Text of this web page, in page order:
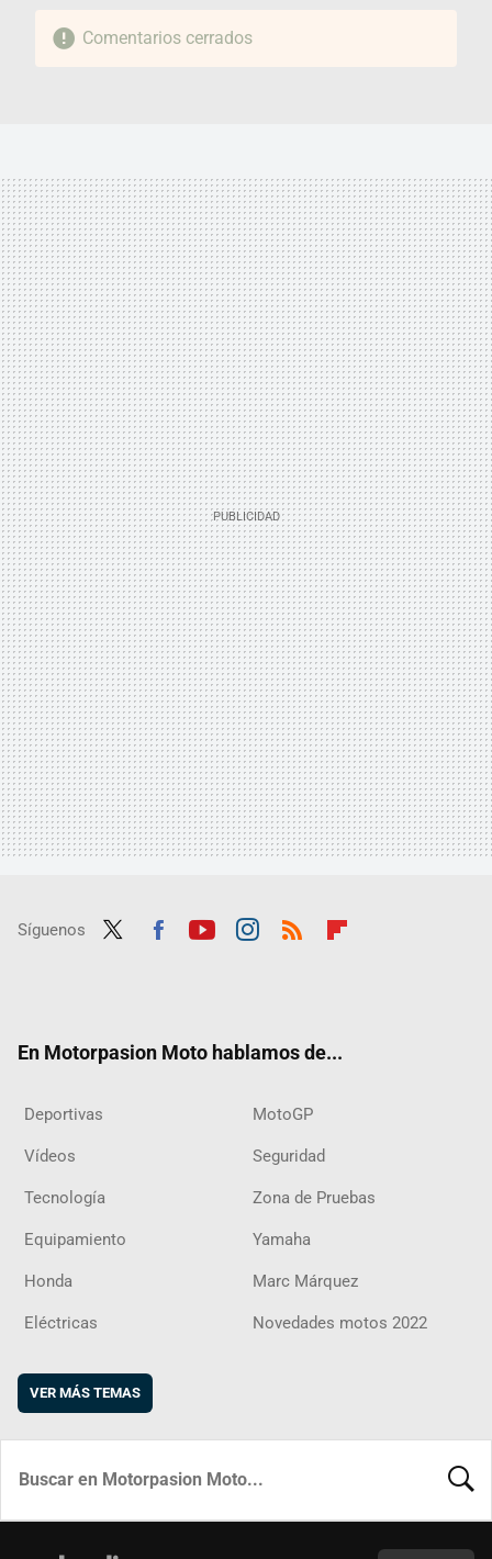
Comentarios cerrados
Síguenos
En Motorpasion Moto hablamos de...
Deportivas MotoGP
Vídeos Seguridad
Tecnología Zona de Pruebas
Equipamiento Yamaha
Honda Marc Márquez
Eléctricas Novedades motos 2022
VER MÁS TEMAS